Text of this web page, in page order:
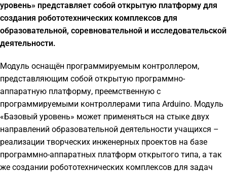
уровень» представляет собой открытую платформу для
создания робототехнических комплексов для
образовательной, соревновательной и исследовательской
деятельности.
Модуль оснащён программируемым контроллером,
представляющим собой открытую программно-
аппаратную платформу, преемственную с
программируемыми контроллерами типа Arduino. Модуль
«Базовый уровень» может применяться на стыке двух
направлений образовательной деятельности учащихся –
реализации творческих инженерных проектов на базе
программно-аппаратных платформ открытого типа, а так
же создании робототехнических комплексов для задач